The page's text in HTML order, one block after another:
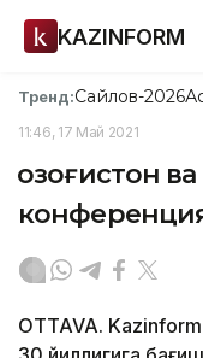
KAZINFORM
Тренд:Сайлов-2026
11:46, 17 Май 2021
Қозоғистон
OTTAVA. Kazinform